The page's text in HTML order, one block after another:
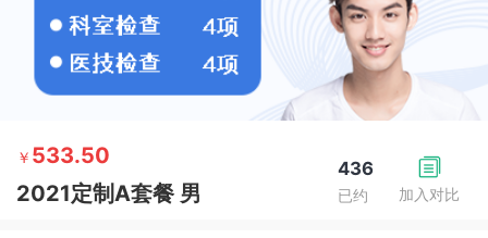
加入对比
436
已约
￥ 533.50
2021定制A套餐 男